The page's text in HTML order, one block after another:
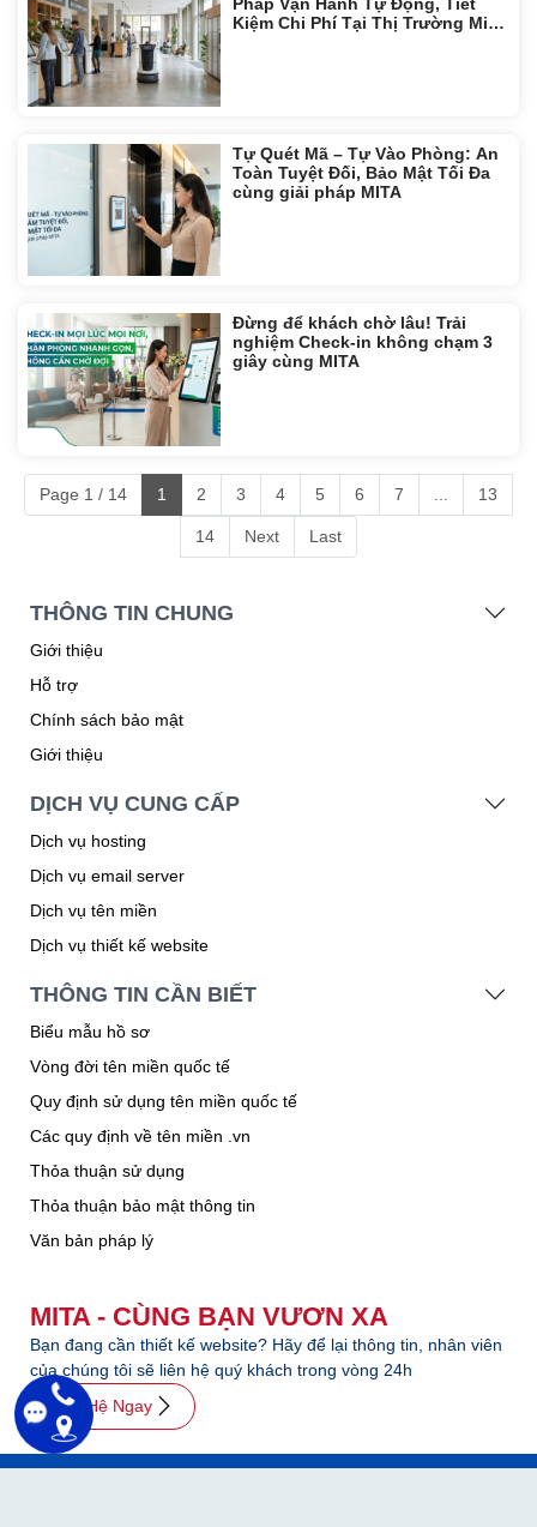
Kiệm Chi Phí Tại Thị Trường Miền
Tự Quét Mã – Tự Vào Phòng: An
Toàn Tuyệt Đối, Bảo Mật Tối Đa
cùng giải pháp MITA
Đừng để khách chờ lâu! Trải
nghiệm Check-in không chạm 3
giây cùng MITA
Page 1 / 14 1 2 3 4 5 6 7 13
14 Next Last
THÔNG TIN CHUNG
Giới thiệu
Hỗ trợ
Chính sách bảo mật
Giới thiệu
DỊCH VỤ CUNG CẤP
Dịch vụ hosting
Dịch vụ email server
Dịch vụ tên miền
Dịch vụ thiết kế website
THÔNG TIN CẦN BIẾT
Biểu mẫu hồ sơ
Vòng đời tên miền quốc tế
Quy định sử dụng tên miền quốc tế
Các quy định về tên miền .vn
Thỏa thuận sử dụng
Thỏa thuận bảo mật thông tin
Văn bản pháp lý
MITA - CÙNG BẠN VƯƠN XA
Bạn đang cần thiết kế website? Hãy để lại thông tin, nhân viên
của chúng tôi sẽ liên hệ quý khách trong vòng 24h
Liên Hệ Ngay